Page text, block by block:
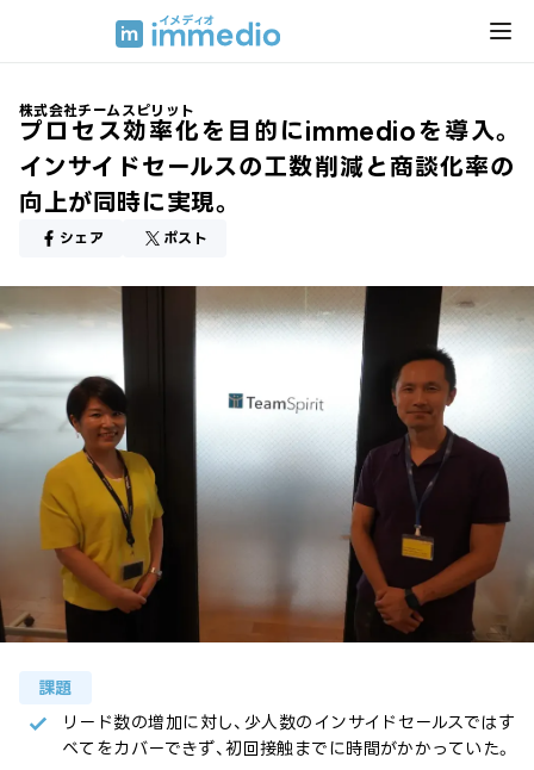
株式会社チームスピリット
プロセス効率化を目的にimmedioを導入。
インサイドセールスの工数削減と商談化率の
向上が同時に実現。
シェア ポスト
課題
リード数の増加に対し、少人数のインサイドセールスではす
べてをカバーできず、初回接触までに時間がかかっていた。